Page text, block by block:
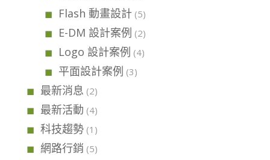
Flash 動畫設計(5)
E-DM 設計案例 (2)
Logo 設計案例 (4)
平面設計案例 (3)
最新消息 (2)
最新活動 (4)
科技趨勢(1)
網路行銷 (5)